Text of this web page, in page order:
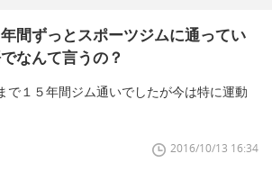
間ずっとスポーツジムに通ってい
なんて言うの？
で１５年間ジム通いでしたが今は特に運動
2016/10/13 16:34